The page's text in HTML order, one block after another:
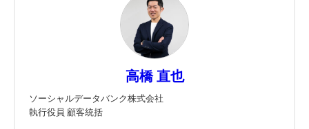
高橋 直也
ソーシャルデータバンク株式会社
執行役員 顧客統括